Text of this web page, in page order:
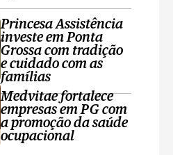
Princesa Assistência
investe em Ponta
Grossa com tradição
e cuidado com as
famílias
Medvitae fortalece
empresas em PG com
a promoção da saúde
ocupacional